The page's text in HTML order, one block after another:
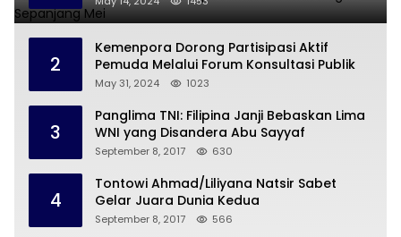
2
Kemenpora Dorong Partisipasi Aktif
Pemuda Melalui Forum Konsultasi Publik
May 31, 2024 1023
3
Panglima TNI: Filipina Janji Bebaskan Lima
WNI yang Disandera Abu Sayyaf
September 8, 2017 630
4
Tontowi Ahmad/Liliyana Natsir Sabet
Gelar Juara Dunia Kedua
September 8, 2017 566